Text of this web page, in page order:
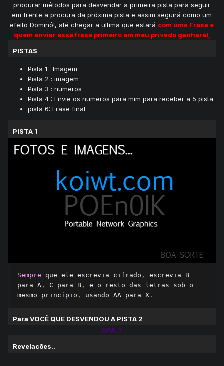
procurar métodos para desvendar a primeira pista para seguir
em frente a procura da próxima pista e assim seguirá como um
efeito Dominó!, até chegar a ultima que estará com uma Frase e
quem enviar essa frase primeiro em meu privado ganhará!,
PISTAS
Pista 1 : Imagem
Pista 2 : imagem
Pista 3 : numeros
Pista 4 : Envie os numeros para mim para receber a 5 pista
pista 6: Frase final
PISTA 1
Sempre que ele escrevia cifrado ,
escrevia B
para A , C para B ,
e o resto das letras sob o
mesmo princí pio , usando AA para X .
Para VOCÊ QUE DESVENDOU A PISTA 2
OPA..?
Revelações..